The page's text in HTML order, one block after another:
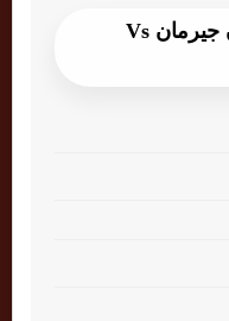
بطاقة مباراة باريس سان جيرمان Vs